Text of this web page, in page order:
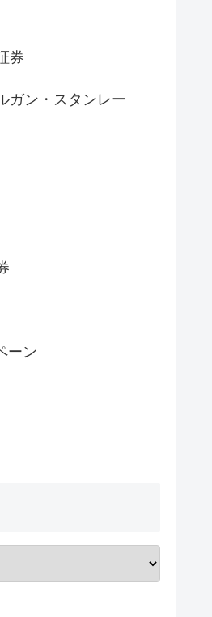
券
ガン・スタンレー
ーン